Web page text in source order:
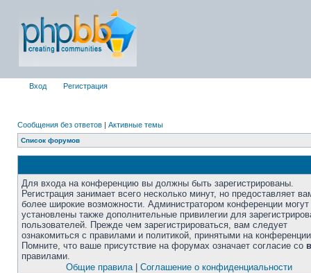
Вход Регистрация
Сообщения без ответов | Активные темы
Список форумов
Для входа на конференцию вы должны быть зарегистрированы.
Регистрация занимает всего несколько минут, но предоставляет
более широкие возможности. Администратором конференции
установлены также дополнительные привилегии для
пользователей. Прежде чем зарегистрироваться, вам следует
ознакомиться с правилами и политикой, принятыми на
Помните, что ваше присутствие на форумах означает согласие со
правилами.
Общие правила| Соглашение о конфиденциальности